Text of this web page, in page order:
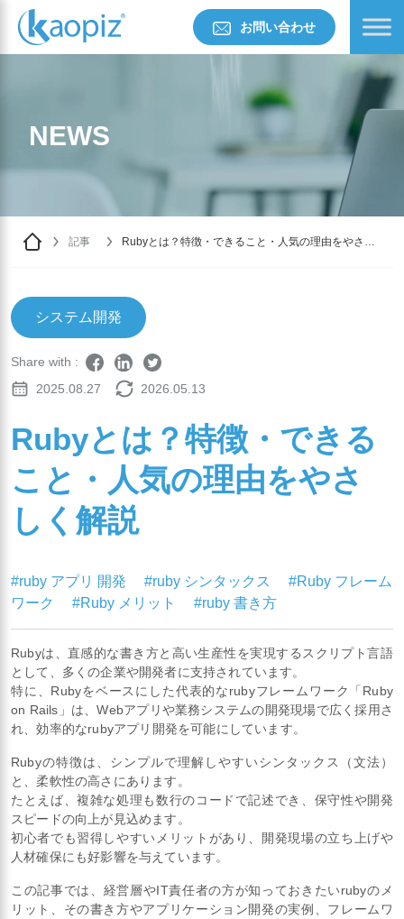
お問い合わせ
NEWS
記事
Rubyとは？特徴・できること・人気の理由をやさし
システム開発
Share with :
2025.08.27
2026.05.13
Rubyとは？特徴・できる
こと・人気の理由をやさ
しく解説
#ruby アプリ 開発 #ruby シンタックス
#Ruby フレーム
ワーク
#Ruby メリット #ruby 書き方
Rubyは、直感的な書き方と高い生産性を実現するスクリプト言語
として、多くの企業や開発者に支持されています。
特に、Rubyをベースにした代表的なrubyフレームワーク「Ruby
on Rails」は、Webアプリや業務システムの開発現場で広く採用さ
れ、効率的なrubyアプリ開発を可能にしています。
Rubyの特徴は、シンプルで理解しやすいシンタックス（文法）
と、柔軟性の高さにあります。
たとえば、複雑な処理も数行のコードで記述でき、保守性や開発
スピードの向上が見込めます。
初心者でも習得しやすいメリットがあり、開発現場の立ち上げや
人材確保にも好影響を与えています。
この記事では、経営層やIT責任者の方が知っておきたいrubyのメ
リット、その書き方やアプリケーション開発の実例、フレームワ